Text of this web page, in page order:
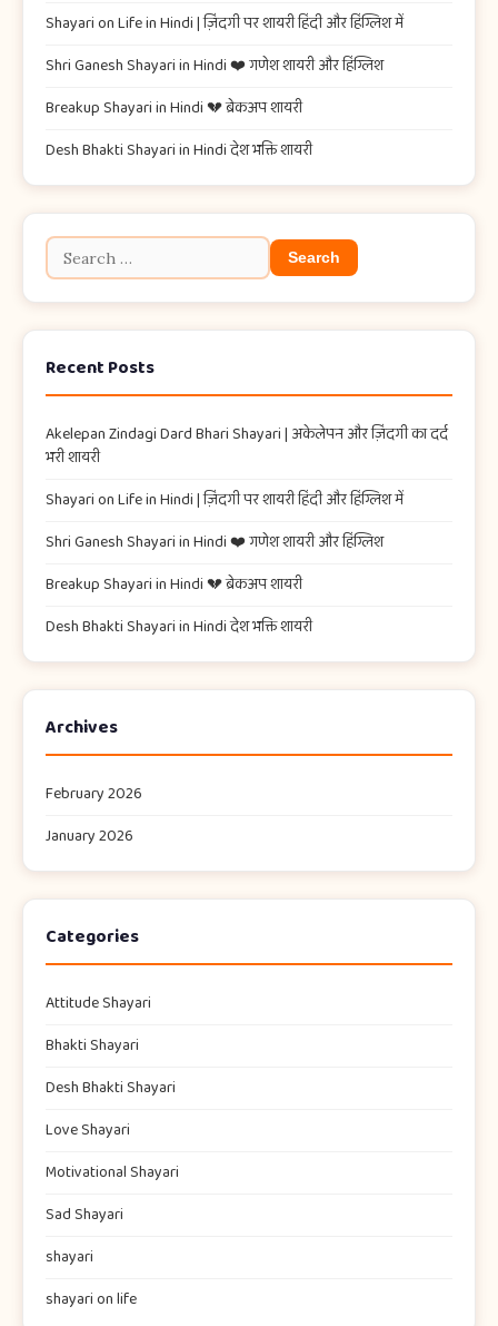
Shayari on Life in Hindi | ज़िंदगी पर शायरी हिंदी और हिंग्लिश में
Shri Ganesh Shayari in Hindi ❤️ गणेश शायरी और हिंग्लिश
Breakup Shayari in Hindi 💔 ब्रेकअप शायरी
Desh Bhakti Shayari in Hindi देश भक्ति शायरी
Recent Posts
Akelepan Zindagi Dard Bhari Shayari​ | अकेलेपन और ज़िंदगी का दर्द
भरी शायरी
Shayari on Life in Hindi | ज़िंदगी पर शायरी हिंदी और हिंग्लिश में
Shri Ganesh Shayari in Hindi ❤️ गणेश शायरी और हिंग्लिश
Breakup Shayari in Hindi 💔 ब्रेकअप शायरी
Desh Bhakti Shayari in Hindi देश भक्ति शायरी
Archives
February 2026
January 2026
Categories
Attitude Shayari
Bhakti Shayari
Desh Bhakti Shayari
Love Shayari
Motivational Shayari
Sad Shayari
shayari​
shayari on life​